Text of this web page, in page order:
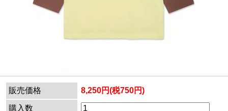
販売価格 8,250円(税750円)
購入数